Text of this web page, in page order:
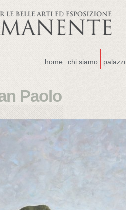
home chi siamo
Paolo